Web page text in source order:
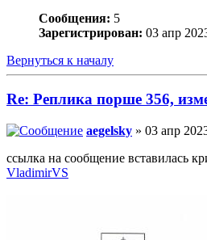
Сообщения: 5
Зарегистрирован: 03 апр
Вернуться к началу
Re: Реплика порше 356,
aegelsky » 03 апр
ссылка на сообщение вставилась
VladimirVS